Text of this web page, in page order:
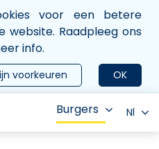
voor een betere
website. Raadpleeg ons
info.
OK
voorkeuren
Burgers Nl